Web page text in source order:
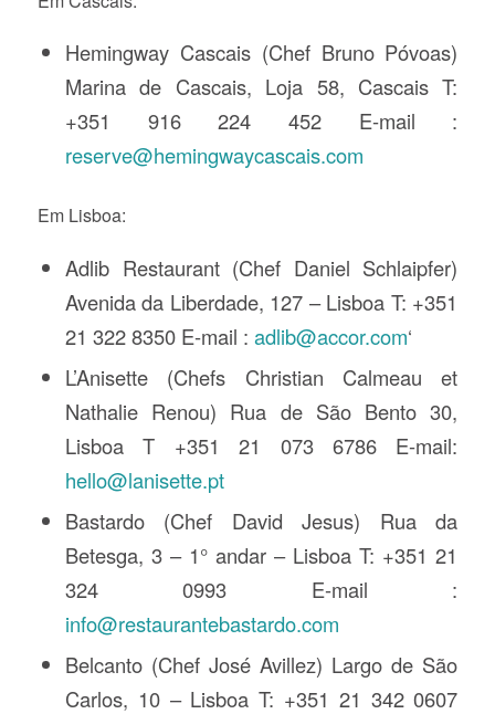
Hemingway Cascais (Chef Bruno Póvoas)
Marina de Cascais, Loja 58, Cascais T:
+351 916 224 452 E-mail :
reserve@hemingwaycascais.com
Em Lisboa:
Adlib Restaurant (Chef Daniel Schlaipfer)
Avenida da Liberdade, 127 – Lisboa T: +351
21 322 8350 E-mail : adlib@accor.com‘
L’Anisette (Chefs Christian Calmeau et
Nathalie Renou) Rua de São Bento 30,
Lisboa T +351 21 073 6786 E-mail:
hello@lanisette.pt
Bastardo (Chef David Jesus) Rua da
Betesga, 3 – 1° andar – Lisboa T: +351 21
324 0993 E-mail :
info@restaurantebastardo.com
Belcanto (Chef José Avillez) Largo de São
Carlos, 10 – Lisboa T: +351 21 342 0607